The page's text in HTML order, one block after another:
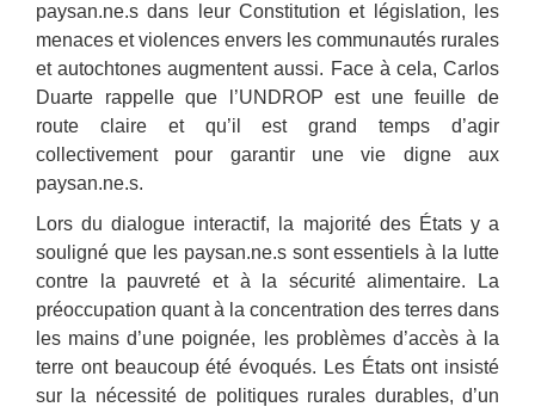
paysan.ne.s dans leur Constitution et législation, les
menaces et violences envers les communautés rurales
et autochtones augmentent aussi. Face à cela, Carlos
Duarte rappelle que l’UNDROP est une feuille de
route claire et qu’il est grand temps d’agir
collectivement pour garantir une vie digne aux
paysan.ne.s.
Lors du dialogue interactif, la majorité des États y a
souligné que les paysan.ne.s sont essentiels à la lutte
contre la pauvreté et à la sécurité alimentaire. La
préoccupation quant à la concentration des terres dans
les mains d’une poignée, les problèmes d’accès à la
terre ont beaucoup été évoqués. Les États ont insisté
sur la nécessité de politiques rurales durables, d’un